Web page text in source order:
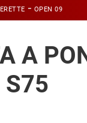
- OPEN 09
A
S75